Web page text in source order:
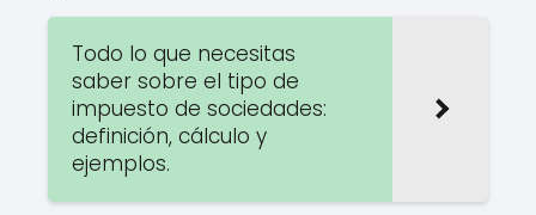
Todo lo que necesitas
saber sobre el tipo de
impuesto de sociedades:
definición, cálculo y
ejemplos.